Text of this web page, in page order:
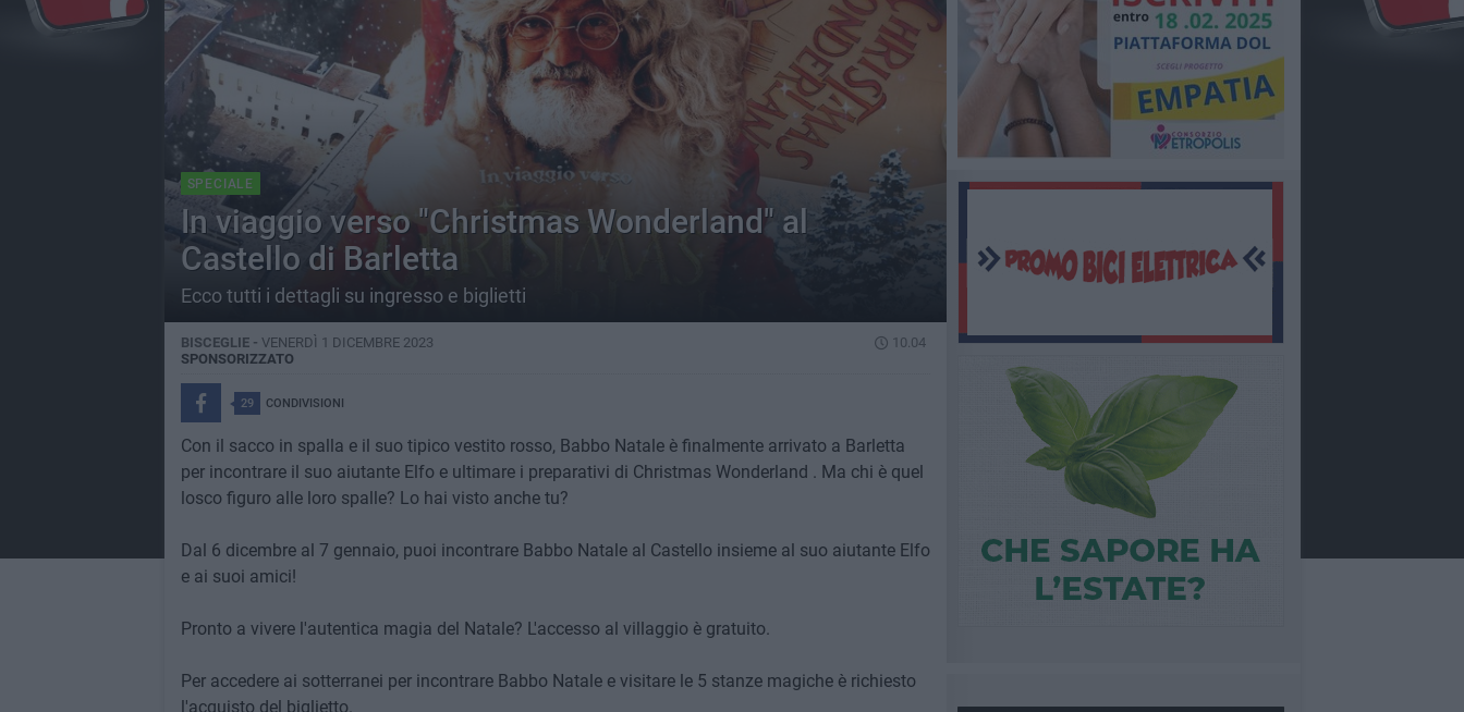
SPECIALE
In viaggio verso "Christmas Wonderland" al
Castello di Barletta
Ecco tutti i dettagli su ingresso e biglietti
BISCEGLIE - VENERDÌ 1 DICEMBRE 2023
10.04
SPONSORIZZATO
29 CONDIVISIONI
Con il sacco in spalla e il suo tipico vestito rosso, Babbo Natale è finalmente arrivato a Barletta
per incontrare il suo aiutante Elfo e ultimare i preparativi di Christmas Wonderland . Ma chi è quel
losco figuro alle loro spalle? Lo hai visto anche tu?
Dal 6 dicembre al 7 gennaio, puoi incontrare Babbo Natale al Castello insieme al suo aiutante Elfo
e ai suoi amici!
Pronto a vivere l'autentica magia del Natale? L'accesso al villaggio è gratuito.
Per accedere ai sotterranei per incontrare Babbo Natale e visitare le 5 stanze magiche è richiesto
l'acquisto del biglietto.